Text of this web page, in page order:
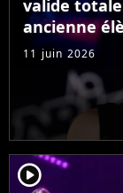
valide
ancienne
11 juin 2026
player2